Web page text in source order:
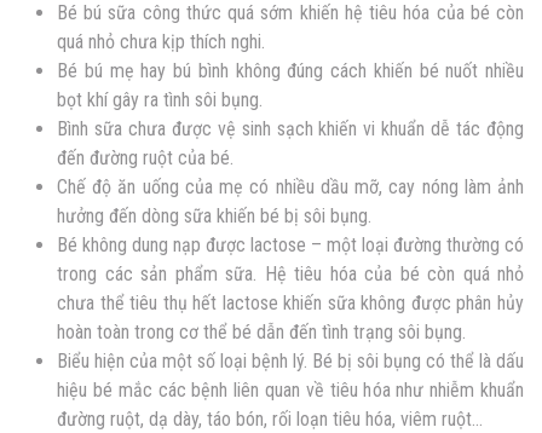
Bé bú sữa công thức quá sớm khiến hệ tiêu hóa của bé còn
quá nhỏ chưa kịp thích nghi.
Bé bú mẹ hay bú bình không đúng cách khiến bé nuốt nhiều
bọt khí gây ra tình sôi bụng.
Bình sữa chưa được vệ sinh sạch khiến vi khuẩn dễ tác động
đến đường ruột của bé.
Chế độ ăn uống của mẹ có nhiều dầu mỡ, cay nóng làm ảnh
hưởng đến dòng sữa khiến bé bị sôi bụng.
Bé không dung nạp được lactose – một loại đường thường có
trong các sản phẩm sữa. Hệ tiêu hóa của bé còn quá nhỏ
chưa thể tiêu thụ hết lactose khiến sữa không được phân hủy
hoàn toàn trong cơ thể bé dẫn đến tình trạng sôi bụng.
Biểu hiện của một số loại bệnh lý. Bé bị sôi bụng có thể là dấu
hiệu bé mắc các bệnh liên quan về tiêu hóa như nhiễm khuẩn
đường ruột, dạ dày, táo bón, rối loạn tiêu hóa, viêm ruột…